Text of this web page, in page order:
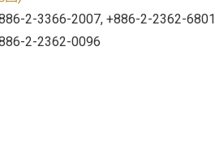
2-3366-2007, +886-2-2362-6801
2-2362-0096